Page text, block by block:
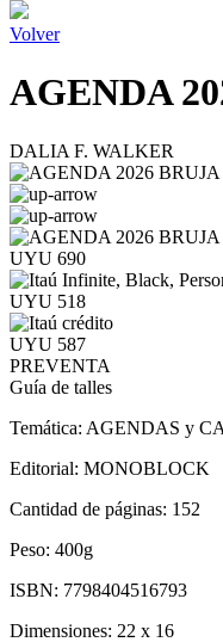
Volver
AGENDA
DALIA F. WALKER
UYU 690
UYU 518
UYU 587
PREVENTA
Guía de talles
Temática: AGENDAS y
Editorial: MONOBLOCK
Cantidad de páginas: 152
Peso: 400g
ISBN: 7798404516793
Dimensiones: 22 x 16